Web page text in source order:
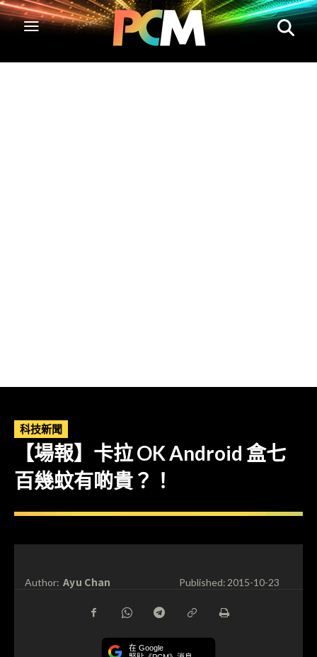
科技新聞
【場報】卡拉 OK Android 盒七
百幾蚊有啲貴？！
Author: Ayu Chan Published:2015-10-23
在 Google